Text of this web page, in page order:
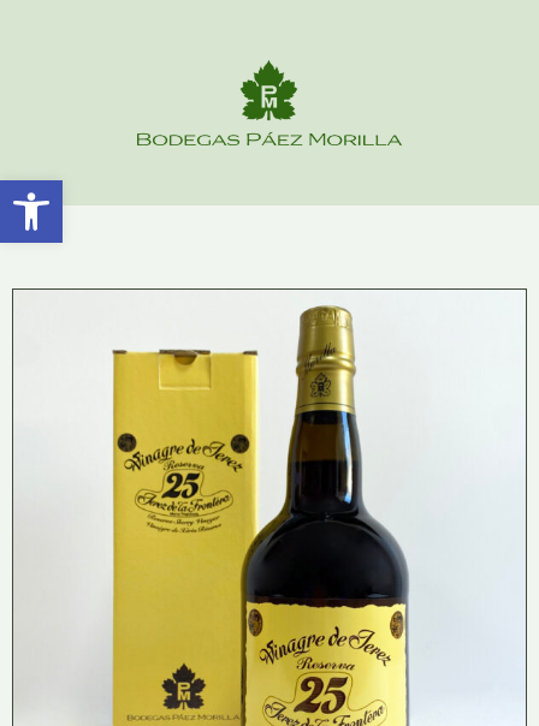
Abrir barra de herramientas